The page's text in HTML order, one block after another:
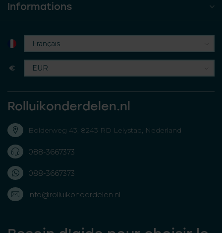
Informations
€
Rolluikonderdelen.nl
Bolderweg 43, 8243 RD Lelystad, Nederland
088-3667373
088-3667373
info@rolluikonderdelen.nl